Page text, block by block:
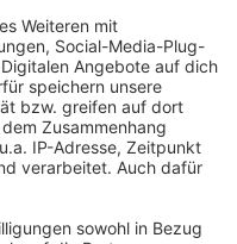
die umliegenden
japanische